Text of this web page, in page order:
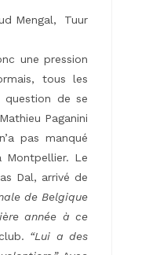
Mengal, Tuur
une pression
tous les
de se
Paganini
pas manqué
Montpellier. Le
Dal, arrivé de
de Belgique
année à ce
“Lui a des